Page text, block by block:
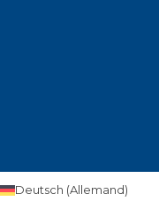
Deutsch (Allemand)